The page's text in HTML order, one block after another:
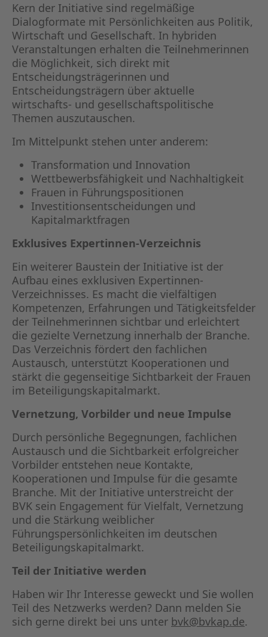
Kern der Initiative sind regelmäßige
Dialogformate mit Persönlichkeiten aus Politik,
Wirtschaft und Gesellschaft. In hybriden
Veranstaltungen erhalten die Teilnehmerinnen
die Möglichkeit, sich direkt mit
Entscheidungsträgerinnen und
Entscheidungsträgern über aktuelle
wirtschafts- und gesellschaftspolitische
Themen auszutauschen.
Im Mittelpunkt stehen unter anderem:
Transformation und Innovation
Wettbewerbsfähigkeit und Nachhaltigkeit
Frauen in Führungspositionen
Investitionsentscheidungen und
Kapitalmarktfragen
Exklusives Expertinnen-Verzeichnis
Ein weiterer Baustein der Initiative ist der
Aufbau eines exklusiven Expertinnen-
Verzeichnisses. Es macht die vielfältigen
Kompetenzen, Erfahrungen und Tätigkeitsfelder
der Teilnehmerinnen sichtbar und erleichtert
die gezielte Vernetzung innerhalb der Branche.
Das Verzeichnis fördert den fachlichen
Austausch, unterstützt Kooperationen und
stärkt die gegenseitige Sichtbarkeit der Frauen
im Beteiligungskapitalmarkt.
Vernetzung, Vorbilder und neue Impulse
Durch persönliche Begegnungen, fachlichen
Austausch und die Sichtbarkeit erfolgreicher
Vorbilder entstehen neue Kontakte,
Kooperationen und Impulse für die gesamte
Branche. Mit der Initiative unterstreicht der
BVK sein Engagement für Vielfalt, Vernetzung
und die Stärkung weiblicher
Führungspersönlichkeiten im deutschen
Beteiligungskapitalmarkt.
Teil der Initiative werden
Haben wir Ihr Interesse geweckt und Sie wollen
Teil des Netzwerks werden? Dann melden Sie
sich gerne direkt bei uns unter bvk@bvkap.de.